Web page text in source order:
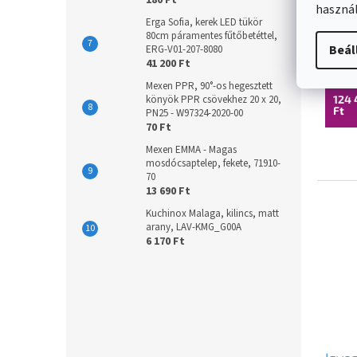
Erga Sofia, kerek LED tükör
80cm páramentes fűtőbetéttel,
ERG-V01-207-8080
41 200 Ft
Mexen PPR, 90°-os hegesztett
könyök PPR csövekhez 20 x 20,
PN25 - W97324-2020-00
70 Ft
Mexen EMMA - Magas
mosdócsaptelep, fekete, 71910-
70
13 690 Ft
Kuchinox Malaga, kilincs, matt
arany, LAV-KMG_G00A
6 170 Ft
Külön
124
Ft